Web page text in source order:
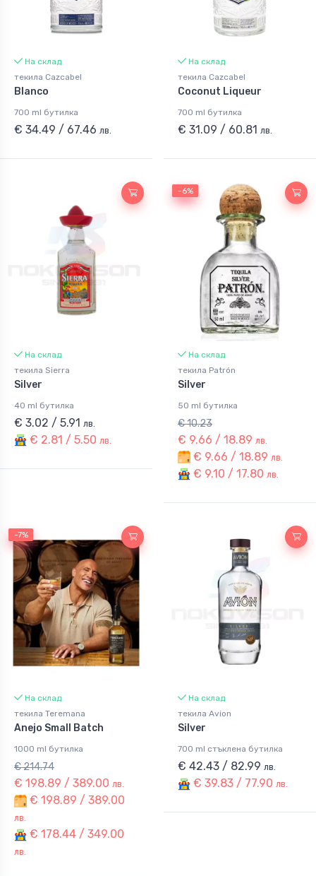
На склад
текила Cazcabel
Blanco
700 ml бутилка
€ 34.49 / 67.46 лв.
На склад
текила Cazcabel
Coconut Liqueur
700 ml бутилка
€ 31.09 / 60.81 лв.
На склад
текила Sierra
Silver
40 ml бутилка
€ 3.02 / 5.91 лв.
€ 2.81 / 5.50 лв.
-6%
-6%
На склад
текила Patrón
Silver
50 ml бутилка
€ 10.23
€ 9.66 / 18.89 лв.
€ 9.66 / 18.89 лв.
€ 9.10 / 17.80 лв.
-7%
-7%
На склад
текила Teremana
Anejo Small Batch
1000 ml бутилка
€ 214.74
€ 198.89 / 389.00 лв.
€ 198.89 / 389.00
лв.
€ 178.44 / 349.00
лв.
На склад
текила Avion
Silver
700 ml стъклена бутилка
€ 42.43 / 82.99 лв.
€ 39.83 / 77.90 лв.